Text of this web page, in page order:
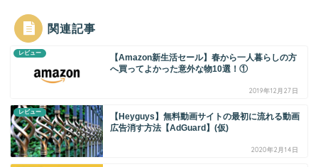
関連記事
レビュー
【Amazon新生活セール】春から一人暮らしの方
へ買ってよかった意外な物10選！①
2019年12月27日
レビュー
【Heyguys】無料動画サイトの最初に流れる動画
広告消す方法【AdGuard】(仮)
2020年2月14日